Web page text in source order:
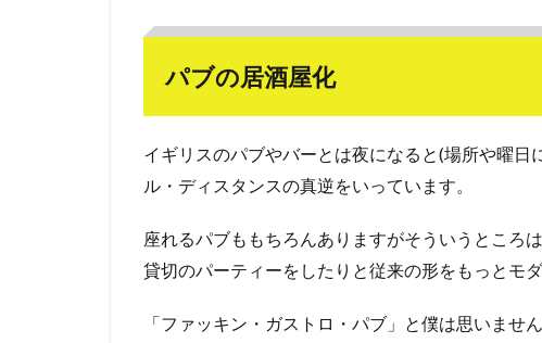
パブの居酒屋化
イギリスのパブやバーとは夜になると(場所や曜
ル・ディスタンスの真逆をいっています。
座れるパブももちろんありますがそういうところ
貸切のパーティーをしたりと従来の形をもっとモ
「ファッキン・ガストロ・パブ」と僕は思いませ